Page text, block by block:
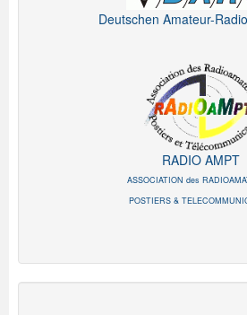
Deutschen Amateur-
RADIO AMPT
ASSOCIATION des
POSTIERS &